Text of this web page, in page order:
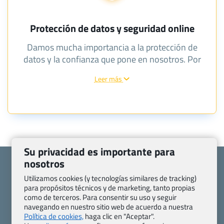
Protección de datos y seguridad online
Damos mucha importancia a la protección de
datos y la confianza que pone en nosotros. Por
especializadas en este sector e implantamos
Leer más
Quienes somos
Contacto
Pasaporte, Visado, Salud y otras disposiciones específicas
Su privacidad es importante para
nosotros
Utilizamos cookies (y tecnologías similares de tracking)
para propósitos técnicos y de marketing, tanto propias
como de terceros. Para consentir su uso y seguir
navegando en nuestro sitio web de acuerdo a nuestra
Política de cookies,haga clic en "Aceptar".